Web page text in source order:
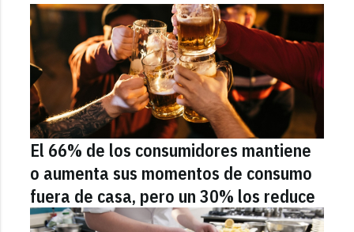
El 66% de los consumidores mantiene
o aumenta sus momentos de consumo
fuera de casa, pero un 30% los reduce